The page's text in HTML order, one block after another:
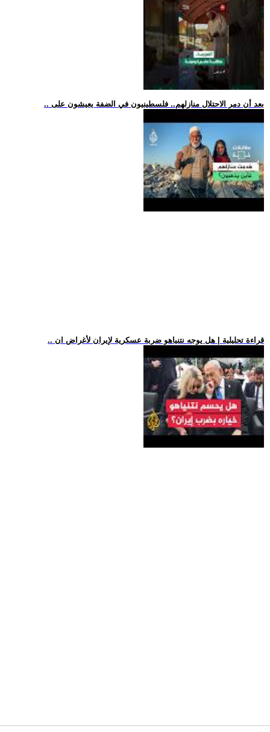
.. بعد أن دمر الاحتلال منازلهم.. فلسطينيون في الضفة يعيشون على
.. قراءة تحليلية | هل يوجه نتنياهو ضربة عسكرية لإيران لأغراض ان